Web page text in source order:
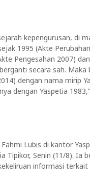
kepengurusan, di
1995 (Akte
Pengesahan 2007)
secara sah.
dengan nama mirip
dengan Yaspetia
Lubis di kantor
Tipikor, Senin (11/8). Ia
informasi terkait